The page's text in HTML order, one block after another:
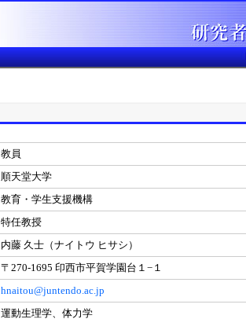
教員
順天堂大学
教育・学生支援機構
特任教授
内藤 久士（ナイトウ ヒサシ）
〒270-1695 印西市平賀学園台１−１
hnaitou@juntendo.ac.jp
運動生理学、体力学